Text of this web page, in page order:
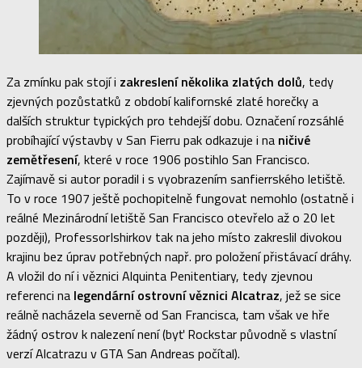
Za zmínku pak stojí i zakreslení několika zlatých dolů, tedy
zjevných pozůstatků z období kalifornské zlaté horečky a
dalších struktur typických pro tehdejší dobu. Označení rozsáhlé
probíhající výstavby v San Fierru pak odkazuje i na ničivé
zemětřesení, které v roce 1906 postihlo San Francisco.
Zajímavě si autor poradil i s vyobrazením sanfierrského letiště.
To v roce 1907 ještě pochopitelně fungovat nemohlo (ostatně i
reálné Mezinárodní letiště San Francisco otevřelo až o 20 let
později), ProfessorIshirkov tak na jeho místo zakreslil divokou
krajinu bez úprav potřebných např. pro položení přistávací dráhy.
A vložil do ní i věznici Alquinta Penitentiary, tedy zjevnou
referenci na legendární ostrovní věznici Alcatraz, jež se sice
reálně nacházela severně od San Francisca, tam však ve hře
žádný ostrov k nalezení není (byť Rockstar původně s vlastní
verzí Alcatrazu v GTA San Andreas počítal).